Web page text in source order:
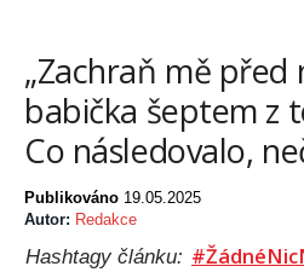
„Zachraň mě před
babička šeptem z
Co následovalo,
Publikováno 19.05.2025
Autor: Redakce
Hashtagy článku: